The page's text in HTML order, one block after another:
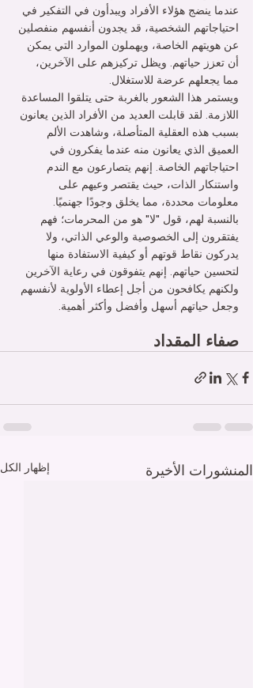
عندما ينضج هؤلاء الأفراد ويبدأون في التفكير في
احتياجاتهم الشخصية، قد يجدون أنفسهم منفصلين
عن هويتهم الخاصة، ويهملون الموارد التي يمكن
أن تعزز حياتهم. ويظل تركيزهم على الآخرين،
مما يجعلهم عرضة للاستغلال.
ويستمر هذا الشعور بالغربة حتى يتلقوا المساعدة
اللازمة. لقد قابلت العديد من الأفراد الذين يعانون
بسبب هذه العقلية المتأصلة، وشاهدت الألم
العميق الذي يعانون منه عندما يفكرون في
احتياجاتهم الخاصة. إنهم يتصارعون مع الندم
واستنكار الذات، حيث يقتصر وعيهم على
معلومات محددة، مما يخلق وجودًا جهنميًا.
بالنسبة لهم، قول "لا" هو من المحرمات؛ فهم
يفتقرون إلى الخصوصية والوعي الذاتي، ولا
يدركون نقاط قوتهم أو كيفية الاستفادة منها
لتحسين حياتهم. إنهم يتفوقون في رعاية الآخرين
ولكنهم يكافحون من أجل إعطاء الأولوية لأنفسهم
وجعل حياتهم أسهل وأفضل وأكثر أهمية.
صفاء المقداد
المنشورات الأخيرة إظهار الكل